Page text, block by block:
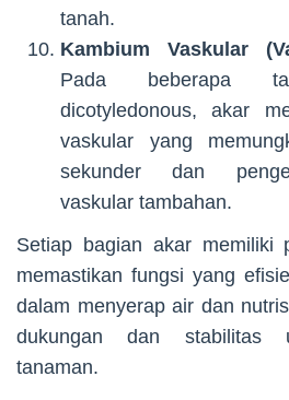
tanah.
Kambium Vaskular
Pada beberapa
dicotyledonous, akar
vaskular yang
sekunder dan
vaskular tambahan.
Setiap bagian akar memiliki
memastikan fungsi yang
dalam menyerap air dan
dukungan dan stabilitas
tanaman.